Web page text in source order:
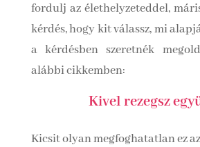
fordulj az élethelyzeteddel,
kérdés, hogy kit válassz, mi
a kérdésben szeretnék
alábbi cikkemben:
Kivel rezegsz
Kicsit olyan megfoghatatlan ez az